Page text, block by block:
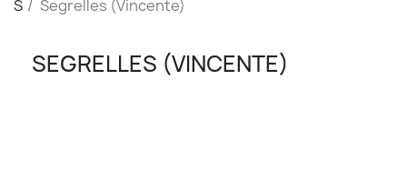
S
Segrelles (Vincente)
SEGRELLES (VINCENTE)